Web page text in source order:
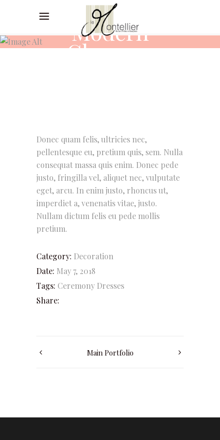
Modern
Glamour
Donec quam felis, ultricies nec,
pellentesque eu, pretium quis, sem. Nulla
consequat massa quis enim. Donec pede
justo, fringilla vel, aliquet nec, vulputate
eget, arcu. In enim justo, rhoncus ut,
imperdiet a, venenatis vitae, justo.
Nullam dictum felis eu pede mollis
pretium.
Category: Decoration
Date: May 7, 2018
Tags: Ceremony Dresses
Share:
Main Portfolio